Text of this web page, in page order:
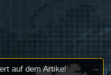
auf dem Artikel